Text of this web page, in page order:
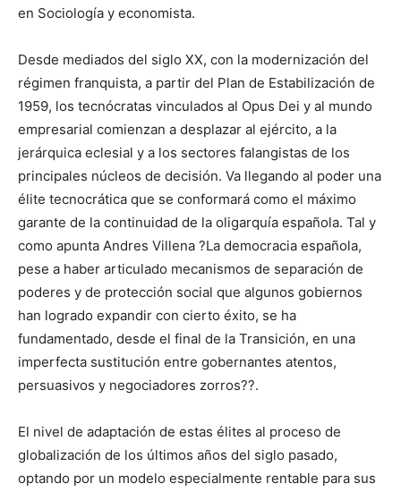
en Sociología y economista.
Desde mediados del siglo XX, con la modernización del
régimen franquista, a partir del Plan de Estabilización de
1959, los tecnócratas vinculados al Opus Dei y al mundo
empresarial comienzan a desplazar al ejército, a la
jerárquica eclesial y a los sectores falangistas de los
principales núcleos de decisión. Va llegando al poder una
élite tecnocrática que se conformará como el máximo
garante de la continuidad de la oligarquía española. Tal y
como apunta Andres Villena ?La democracia española,
pese a haber articulado mecanismos de separación de
poderes y de protección social que algunos gobiernos
han logrado expandir con cierto éxito, se ha
fundamentado, desde el final de la Transición, en una
imperfecta sustitución entre gobernantes atentos,
persuasivos y negociadores zorros??.
El nivel de adaptación de estas élites al proceso de
globalización de los últimos años del siglo pasado,
optando por un modelo especialmente rentable para sus